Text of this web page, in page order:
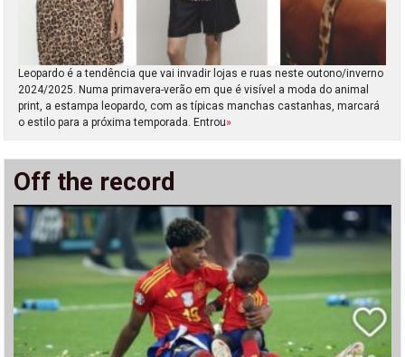
Leopardo é a tendência que vai invadir lojas e ruas neste outono/inverno
2024/2025. Numa primavera-verão em que é visível a moda do animal
print, a estampa leopardo, com as típicas manchas castanhas, marcará
o estilo para a próxima temporada. Entrou»
Off the record